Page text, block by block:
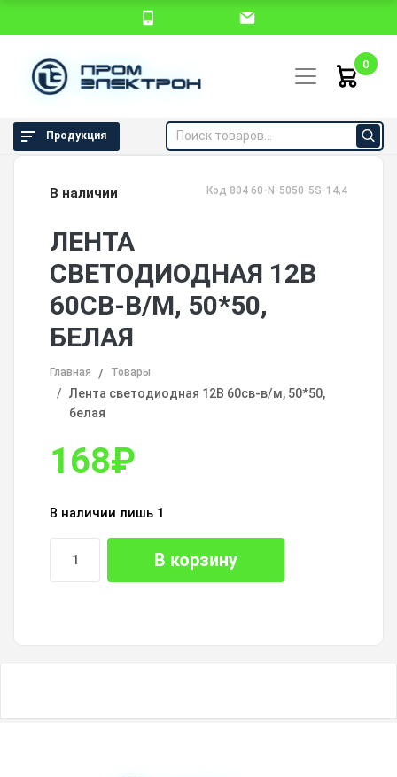
0
Продукция
В наличии Код 804 60-N-5050-5S-14,4
ЛЕНТА
СВЕТОДИОДНАЯ 12В
60СВ-В/М, 50*50,
БЕЛАЯ
Главная Товары
Лента светодиодная 12В 60св-в/м, 50*50,
белая
168₽
В наличии лишь 1
В корзину